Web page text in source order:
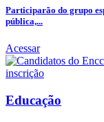
Participarão do grupo
pública,...
Acessar
Educação